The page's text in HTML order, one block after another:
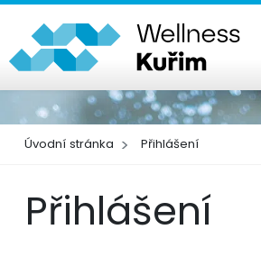
Úvodní stránka Přihlášení
Přihlášení